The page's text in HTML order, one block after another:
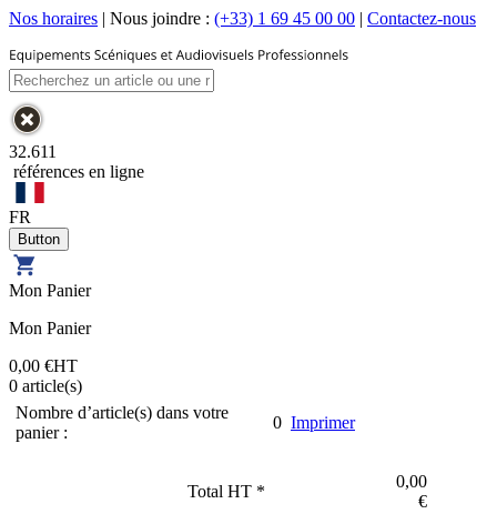
Nos horaires | Nous joindre : (+33) 1 69 45 00 00 | Contactez-nous
32.611
références en ligne
FR
Mon Panier
Mon Panier
0,00 €HT
0 article(s)
Nombre d’article(s) dans votre
panier :
0 Imprimer
Total HT *
0,00
€